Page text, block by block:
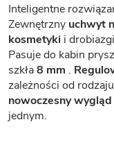
Inteligentne
Zewnętrzny uchwyt
kosmetyki i
Pasuje do kabin
szkła8 mm .
zależności od
nowoczesny
jednym.